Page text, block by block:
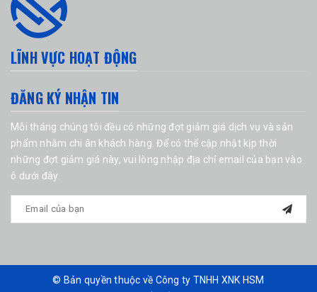
LĨNH VỰC HOẠT ĐỘNG
ĐĂNG KÝ NHẬN TIN
Mỗi tháng chúng tôi đều có những đợt giảm giá dịch vụ và sản
phẩm nhằm chi ân khách hàng. Để có thể cập nhật kịp thời
những đợt giảm giá này, vui lòng nhập địa chỉ email của bạn vào
ô dưới đây.
© Bản quyền thuộc về Công ty TNHH XNK HSM